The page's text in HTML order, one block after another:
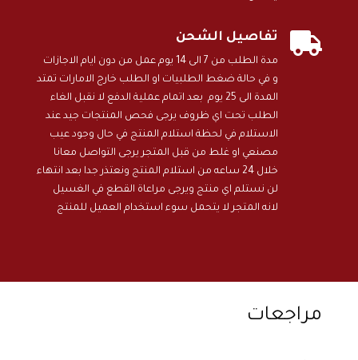
 تفاصيل الشحن
مدة الطلب من 7 الى 14 يوم عمل من دون ايام الاجازات
و في حالة ضغط الطلبيات او الطلب خارج الامارات تمتد
المدة الى 25 يوم بعد اتمام عملية الدفع لا نقبل الغاء
الطلب تحت اي ظروف يرجى فحص المنتجات جيد عند
الاستلام في لحظة استلام المنتج في حال وجود عيب
مصنعي او غلط من قبل المتجر يرجى التواصل معانا
خلال 24 ساعه من استلام المنتج ونعتذر جدا بعد انتهاء
لن نستلم اي منتج ويرجى مراعاة القطع في الغسيل
لانه المتجر لا يتحمل سوء استخدام العميل للمنتج
مراجعات